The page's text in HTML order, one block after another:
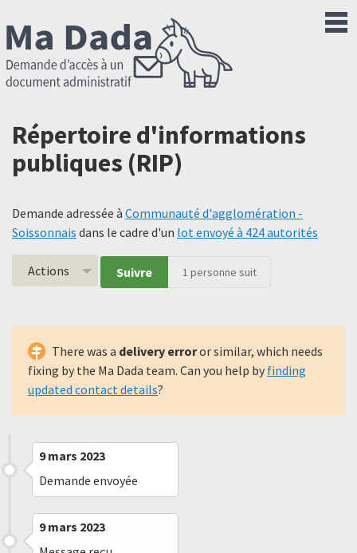
Répertoire d'informations
publiques (RIP)
Demande adressée à Communauté d'agglomération -
Soissonnais dans le cadre d'un lot envoyé à 424 autorités
Actions Suivre 1 personne suit
There was a delivery erroror similar, which needs
fixing by the Ma Dada team. Can you help by finding
updated contact details?
9 mars 2023
Demande envoyée
9 mars 2023